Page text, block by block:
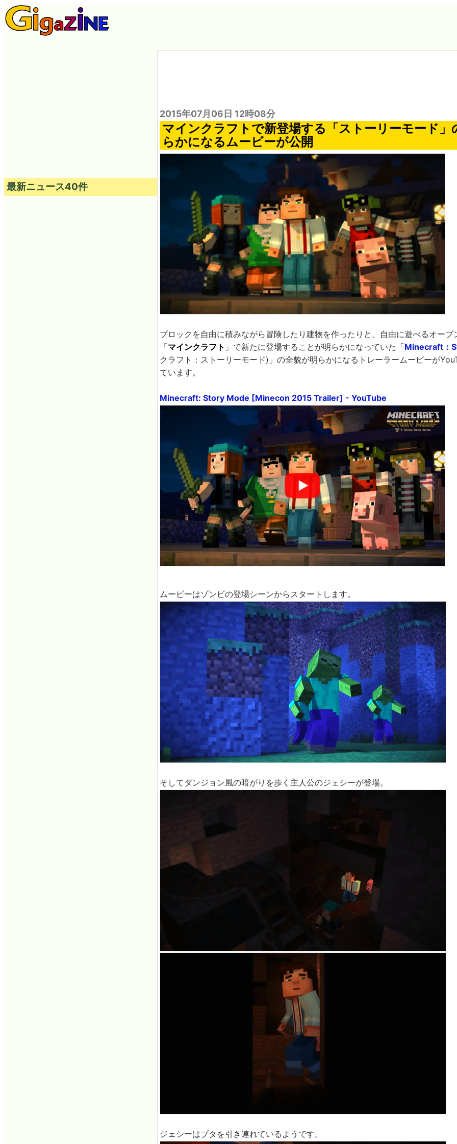
2015年07月06日 12時08分
マインクラフトで新登場する「ストーリーモード」
らかになるムービーが公開
ブロックを自由に積みながら冒険したり建物を作ったりと、自由に遊べるオープ
「マインクラフト 」で新たに登場することが明らかになっていた「Minecraft：
クラフト：ストーリーモード)」の全貌が明らかになるトレーラームービーが
ています。
Minecraft: Story Mode [Minecon 2015 Trailer] - YouTube
ムービーはゾンビの登場シーンからスタートします。
そしてダンジョン風の暗がりを歩く主人公のジェシーが登場。
ジェシーはブタを引き連れているようです。
最新ニュース40件